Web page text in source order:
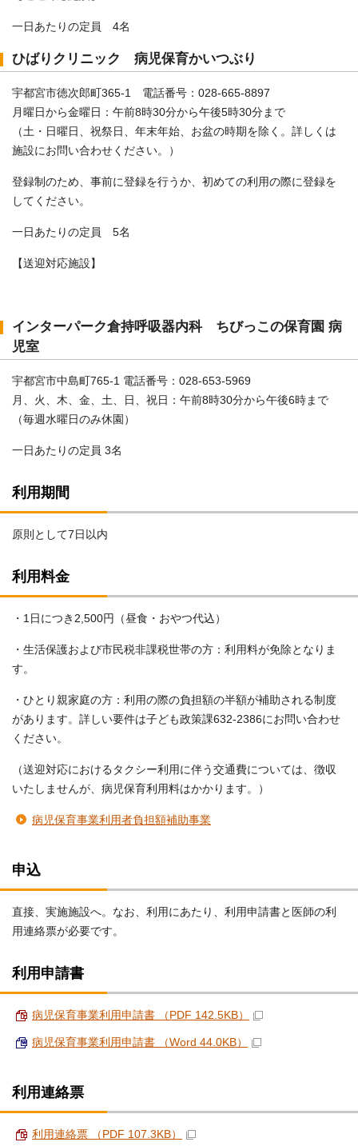
一日あたりの定員 4名
ひばりクリニック 病児保育かいつぶり
宇都宮市徳次郎町365-1 電話番号：028-665-8897
月曜日から金曜日：午前8時30分から午後5時30分まで
（土・日曜日、祝祭日、年末年始、お盆の時期を除く。詳しくは
施設にお問い合わせください。）
登録制のため、事前に登録を行うか、初めての利用の際に登録を
してください。
一日あたりの定員 5名
【送迎対応施設】
インターパーク倉持呼吸器内科 ちびっこの保育園 病
児室
宇都宮市中島町765-1 電話番号：028-653-5969
月、火、木、金、土、日、祝日：午前8時30分から午後6時まで
（毎週水曜日のみ休園）
一日あたりの定員 3名
利用期間
原則として7日以内
利用料金
・1日につき2,500円（昼食・おやつ代込）
・生活保護および市民税非課税世帯の方：利用料が免除となりま
す。
・ひとり親家庭の方：利用の際の負担額の半額が補助される制度
があります。詳しい要件は子ども政策課632-2386にお問い合わせ
ください。
（送迎対応におけるタクシー利用に伴う交通費については、徴収
いたしませんが、病児保育利用料はかかります。）
病児保育事業利用者負担額補助事業
申込
直接、実施施設へ。なお、利用にあたり、利用申請書と医師の利
用連絡票が必要です。
利用申請書
病児保育事業利用申請書 （PDF 142.5KB）
病児保育事業利用申請書 （Word 44.0KB）
利用連絡票
利用連絡票 （PDF 107.3KB）